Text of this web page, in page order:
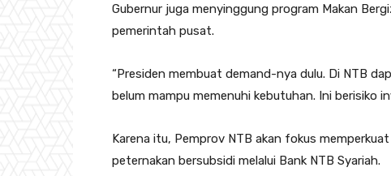
Gubernur juga menyinggung program Makan
pemerintah pusat.
“Presiden membuat demand-nya dulu. Di NTB
belum mampu memenuhi kebutuhan. Ini berisiko
Karena itu, Pemprov NTB akan fokus
peternakan bersubsidi melalui Bank NTB Syariah.